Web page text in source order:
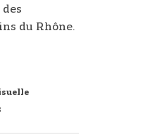
du Rhône.